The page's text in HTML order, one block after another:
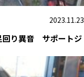
2023.11.23
回り異音 サポートジ